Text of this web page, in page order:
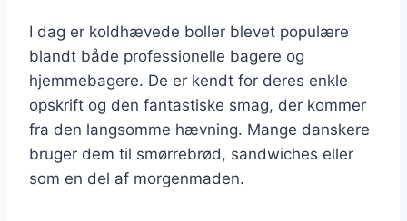
I dag er koldhævede boller blevet populære
blandt både professionelle bagere og
hjemmebagere. De er kendt for deres enkle
opskrift og den fantastiske smag, der kommer
fra den langsomme hævning. Mange danskere
bruger dem til smørrebrød, sandwiches eller
som en del af morgenmaden.